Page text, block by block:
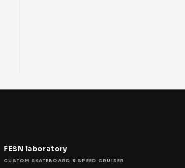
FESN laboratory
CUSTOM SKATEBOARD & SPEED CRUISER